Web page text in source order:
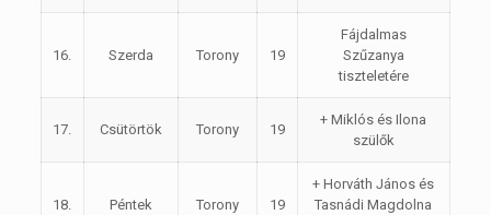
16. Szerda Torony 19
Fájdalmas
Szűzanya
tiszteletére
17. Csütörtök Torony 19
+ Miklós és Ilona
szülők
18. Péntek Torony 19
+ Horváth János és
Tasnádi Magdolna